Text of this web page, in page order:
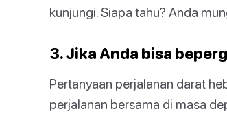
kunjungi. Siapa tahu? Anda
3. Jika Anda bisa
Pertanyaan perjalanan darat
perjalanan bersama di masa